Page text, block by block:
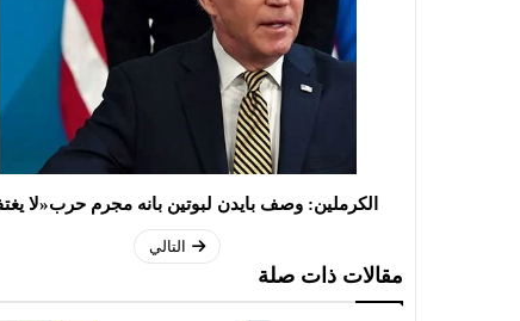
الكرملين: وصف بايدن لبوتين بانه مجرم حرب«لا
التالي
مقالات ذات صلة